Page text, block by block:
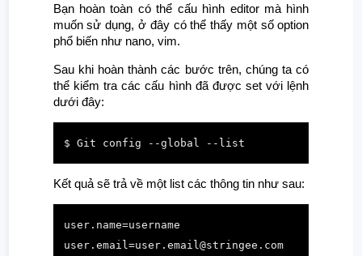
Bạn hoàn toàn có thể cấu hình editor mà hình
muốn sử dụng, ở đây có thể thấy một số option
phổ biến như nano, vim.
Sau khi hoàn thành các bước trên, chúng ta có
thể kiểm tra các cấu hình đã được set với lệnh
dưới đây:
$ Git config --global --list
Kết quả sẽ trả về một list các thông tin như sau:
user.name=username
user.email=user.email@stringee.com